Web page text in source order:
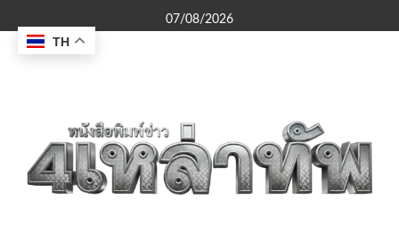
to
content
07/08/2026
TH